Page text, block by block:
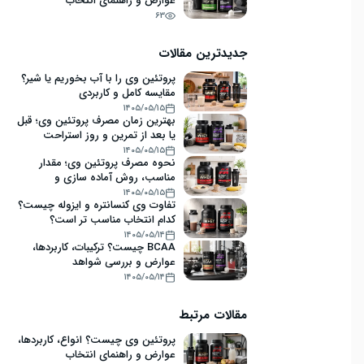
63
جدیدترین مقالات
پروتئین وی را با آب بخوریم یا شیر؟
مقایسه کامل و کاربردی
۱۴۰۵/۰۵/۱۵
بهترین زمان مصرف پروتئین وی؛ قبل
یا بعد از تمرین و روز استراحت
۱۴۰۵/۰۵/۱۵
نحوه مصرف پروتئین وی؛ مقدار
مناسب، روش آماده سازی و
اشتباهات رایج
۱۴۰۵/۰۵/۱۵
تفاوت وی کنسانتره و ایزوله چیست؟
کدام انتخاب مناسب تر است؟
۱۴۰۵/۰۵/۱۴
BCAA چیست؟ ترکیبات، کاربردها،
عوارض و بررسی شواهد
۱۴۰۵/۰۵/۱۴
مقالات مرتبط
پروتئین وی چیست؟ انواع، کاربردها،
عوارض و راهنمای انتخاب